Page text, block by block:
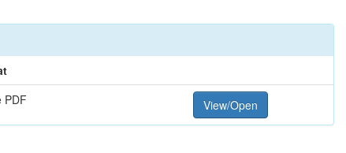
PDF View/Open